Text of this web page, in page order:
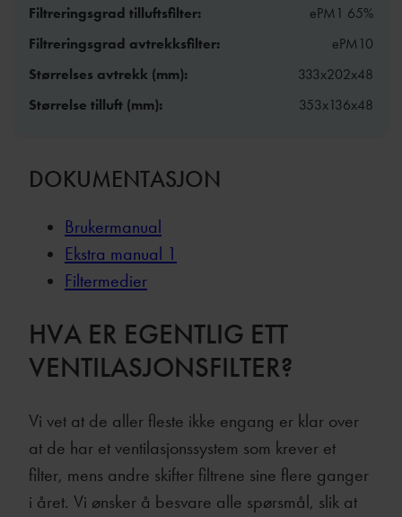
Filtreringsgrad tilluftsfilter:
ePM1 65%
Filtreringsgrad avtrekksfilter:
ePM10
Størrelses avtrekk (mm):
333x202x48
Størrelse tilluft (mm):
353x136x48
DOKUMENTASJON
Brukermanual
Ekstra manual 1
Filtermedier
HVA ER EGENTLIG ETT
VENTILASJONSFILTER?
Vi vet at de aller fleste ikke engang er klar over
at de har et ventilasjonssystem som krever et
filter, mens andre skifter filtrene sine flere ganger
i året. Vi ønsker å besvare alle spørsmål, slik at